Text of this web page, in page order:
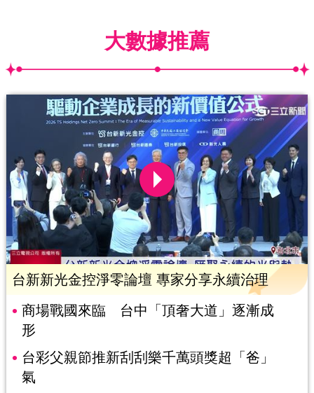
大數據推薦
台新新光金控淨零論壇 專家分享永續治理
商場戰國來臨 台中「頂奢大道」逐漸成
形
台彩父親節推新刮刮樂千萬頭獎超「爸」
氣